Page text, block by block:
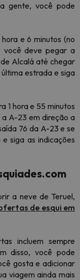
gente, você pode
e 6 minutos (no
você deve pegar a
Alcalá até chegar
estrada e siga
1 hora e 55 minutos
a A-23 em direção a
76 da A-23 e se
siga as indicações
a neve de Teruel,
de esqui em
incluem sempre
disso, você pode
gosta e adicionar
viagem ainda mais